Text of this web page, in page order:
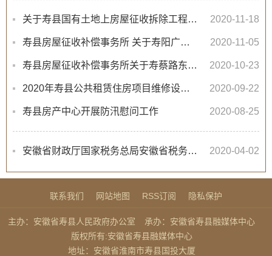
关于寿县国有土地上房屋征收拆除工程拆迁企业选定项目招标公告 2020-11-18
寿县房屋征收补偿事务所 关于寿阳广场区域内已腾空房屋拆除工程招标公告 2020-11-05
寿县房屋征收补偿事务所关于寿蔡路东段已腾空房屋拆除工程招标公告 2020-10-23
2020年寿县公共租赁住房项目维修设计招标公告 2020-09-22
寿县房产中心开展防汛慰问工作 2020-08-25
安徽省财政厅国家税务总局安徽省税务局关于疫情防控期间房产税和城镇土地使用税困难减免政策的通知 2020-04-02
联系我们 网站地图 RSS订阅 隐私保护
主办：安徽省寿县人民政府办公室
承办：安徽省寿县融媒体中心
版权所有:安徽省寿县融媒体中心
地址：安徽省淮南市寿县国投大厦